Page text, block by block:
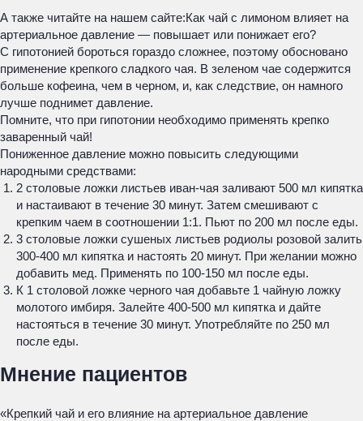
А также читайте на нашем сайте:Как чай с лимоном влияет на
артериальное давление — повышает или понижает его?
С гипотонией бороться гораздо сложнее, поэтому обосновано
применение крепкого сладкого чая. В зеленом чае содержится
больше кофеина, чем в черном, и, как следствие, он намного
лучше поднимет давление.
Помните, что при гипотонии необходимо применять крепко
заваренный чай!
Пониженное давление можно повысить следующими
народными средствами:
2 столовые ложки листьев иван-чая заливают 500 мл кипятка
и настаивают в течение 30 минут. Затем смешивают с
крепким чаем в соотношении 1:1. Пьют по 200 мл после еды.
3 столовые ложки сушеных листьев родиолы розовой залить
300-400 мл кипятка и настоять 20 минут. При желании можно
добавить мед. Применять по 100-150 мл после еды.
К 1 столовой ложке черного чая добавьте 1 чайную ложку
молотого имбиря. Залейте 400-500 мл кипятка и дайте
настояться в течение 30 минут. Употребляйте по 250 мл
после еды.
Мнение пациентов
«Крепкий чай и его влияние на артериальное давление